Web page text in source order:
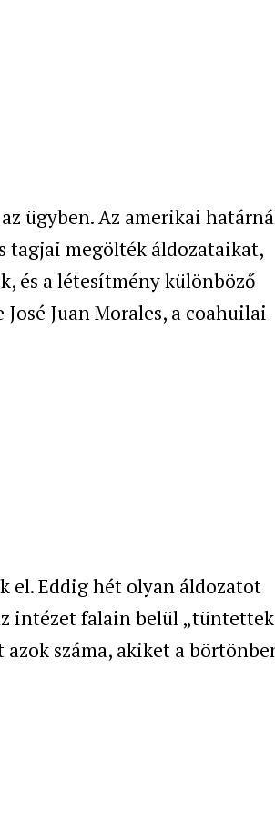
ügyben. Az amerikai
tagjai megölték áldozataikat,
és a létesítmény különböző
Juan Morales, a coahuilai
el. Eddig hét olyan áldozatot
intézet falain belül „tüntettek
azok száma, akiket a